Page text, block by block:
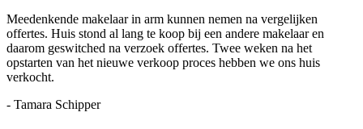
Meedenkende makelaar in arm kunnen nemen na vergelijken
offertes. Huis stond al lang te koop bij een andere makelaar en
daarom geswitched na verzoek offertes. Twee weken na het
opstarten van het nieuwe verkoop proces hebben we ons huis
verkocht.
- Tamara Schipper